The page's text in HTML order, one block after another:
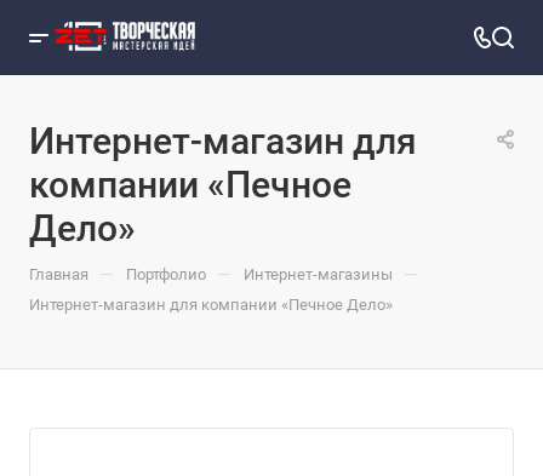
Интернет-магазин для
компании «Печное
Дело»
Главная — Портфолио — Интернет-магазины —
Интернет-магазин для компании «Печное Дело»